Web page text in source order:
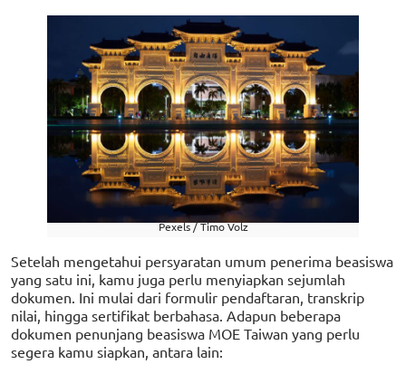
Pexels / Timo Volz
Setelah mengetahui persyaratan umum penerima beasiswa
yang satu ini, kamu juga perlu menyiapkan sejumlah
dokumen. Ini mulai dari formulir pendaftaran, transkrip
nilai, hingga sertifikat berbahasa. Adapun beberapa
dokumen penunjang beasiswa MOE Taiwan yang perlu
segera kamu siapkan, antara lain: